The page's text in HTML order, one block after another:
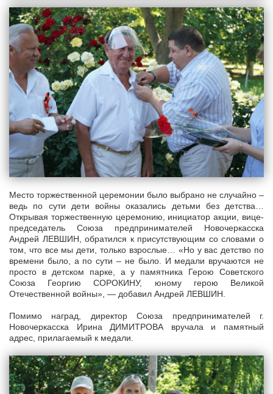
Место торжественной церемонии было выбрано не случайно –
ведь по сути дети войны оказались детьми без детства…
Открывая торжественную церемонию, инициатор акции, вице-
председатель Союза предпринимателей Новочеркасска
Андрей ЛЕВШИН, обратился к присутствующим со словами о
том, что все мы дети, только взрослые… «Но у вас детство по
времени было, а по сути – не было. И медали вручаются не
просто в детском парке, а у памятника Герою Советского
Союза Георгию СОРОКИНУ, юному герою Великой
Отечественной войны», — добавил Андрей ЛЕВШИН.
Помимо наград, директор Союза предпринимателей г.
Новочеркасска Ирина ДИМИТРОВА вручала и памятный
адрес, прилагаемый к медали.